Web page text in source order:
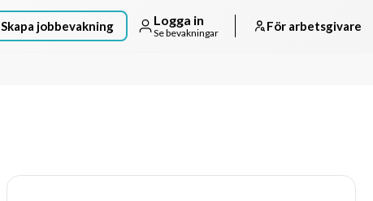
Skapa jobbevakning Logga in
Se bevakningar För arbetsgivare